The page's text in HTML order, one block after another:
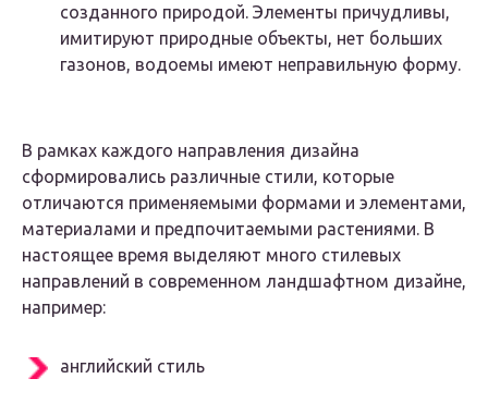
созданного природой. Элементы причудливы,
имитируют природные объекты, нет больших
газонов, водоемы имеют неправильную форму.
В рамках каждого направления дизайна
сформировались различные стили, которые
отличаются применяемыми формами и элементами,
материалами и предпочитаемыми растениями. В
настоящее время выделяют много стилевых
направлений в современном ландшафтном дизайне,
например:
английский стиль